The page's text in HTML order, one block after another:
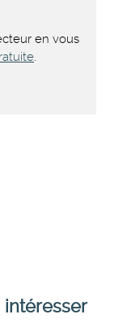
en vous
.
intéresser